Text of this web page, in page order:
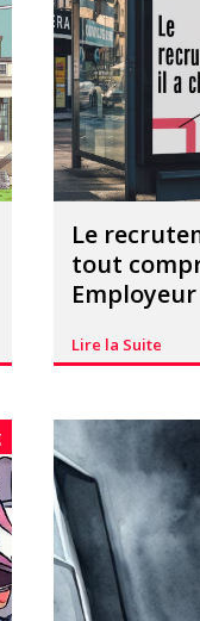
Le
tout
Employeur
Lire la Suite